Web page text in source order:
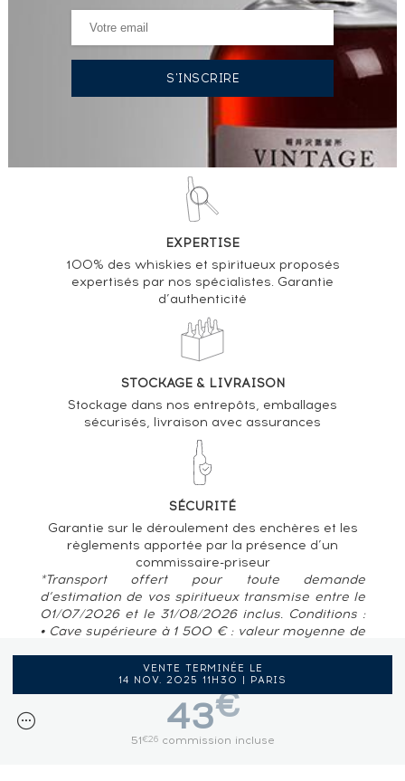
VENTE TERMINÉE LE
14 NOV. 2025 11H30 | PARIS
43€
51€26commission incluse
EXPERTISE
100% des whiskies et spiritueux proposés
expertisés par nos spécialistes. Garantie
d’authenticité
STOCKAGE & LIVRAISON
Stockage dans nos entrepôts, emballages
sécurisés, livraison avec assurances
SÉCURITÉ
Garantie sur le déroulement des enchères et les
règlements apportée par la présence d’un
commissaire-priseur
*Transport offert pour toute demande
d’estimation de vos spiritueux transmise entre le
01/07/2026 et le 31/08/2026 inclus. Conditions :
• Cave supérieure à 1 500 € : valeur moyenne de
France métropolitaine, Belgique, Luxembourg